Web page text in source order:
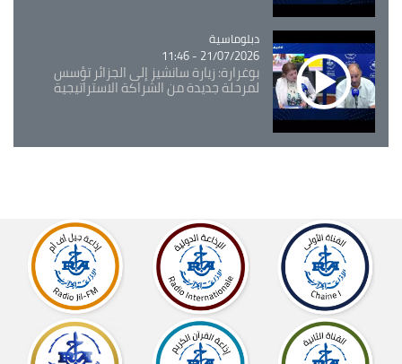
Catégorie
دبلوماسية
21/07/2026 - 11:46
بوغرارة: زيارة سانشيز إلى الجزائر تؤسس
لمرحلة جديدة من الشراكة الاستراتيجية